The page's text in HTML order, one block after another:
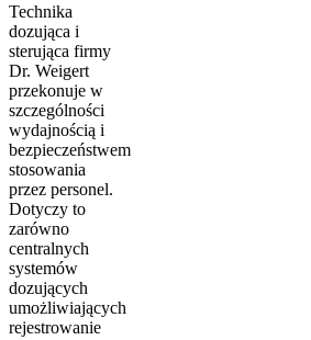
Technika
dozująca i
sterująca firmy
Dr. Weigert
przekonuje w
szczególności
wydajnością i
bezpieczeństwem
stosowania
przez personel.
Dotyczy to
zarówno
centralnych
systemów
dozujących
umożliwiających
rejestrowanie